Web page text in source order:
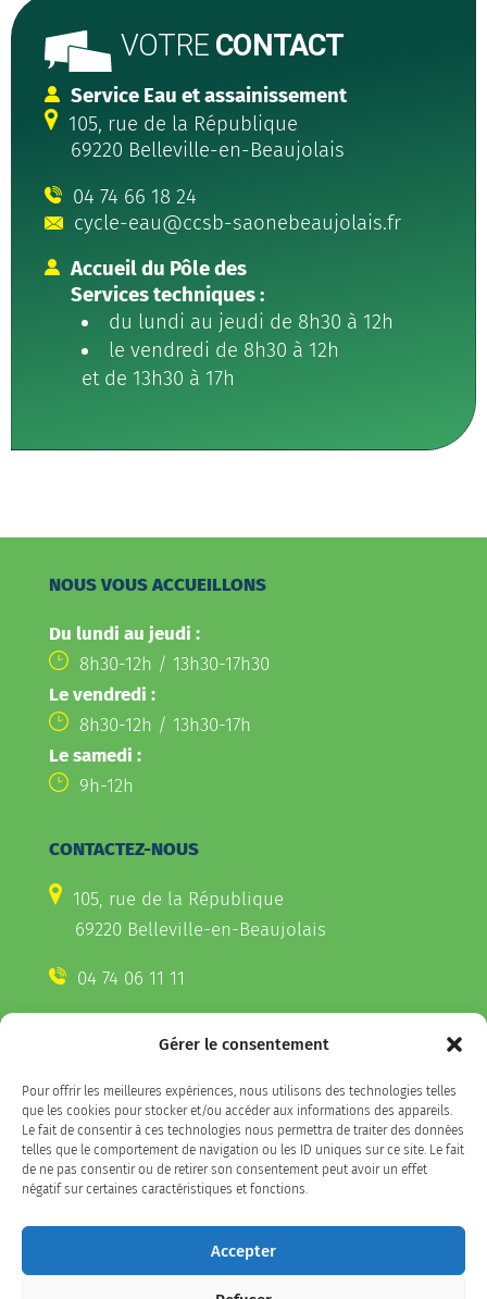
Gérer le consentement
Pour offrir les meilleures expériences, nous utilisons des technologies telles
que les cookies pour stocker et/ou accéder aux informations des appareils.
Le fait de consentir à ces technologies nous permettra de traiter des données
telles que le comportement de navigation ou les ID uniques sur ce site. Le fait
de ne pas consentir ou de retirer son consentement peut avoir un effet
négatif sur certaines caractéristiques et fonctions.
Accepter
VOTRE CONTACT
Service Eau et assainissement
105, rue de la République
69220 Belleville-en-Beaujolais
04 74 66 18 24
cycle-eau@ccsb-saonebeaujolais.fr
Accueil du Pôle des
Services techniques :
du lundi au jeudi de 8h30 à 12h
le vendredi de 8h30 à 12h
et de 13h30 à 17h
NOUS VOUS ACCUEILLONS
Du lundi au jeudi :
8h30-12h / 13h30-17h30
Le vendredi :
8h30-12h / 13h30-17h
Le samedi :
9h-12h
CONTACTEZ-NOUS
105, rue de la République
69220 Belleville-en-Beaujolais
04 74 06 11 11
CONTACTEZ-NOUS
Télécharger l'appli Belleville
sur votre smartphone